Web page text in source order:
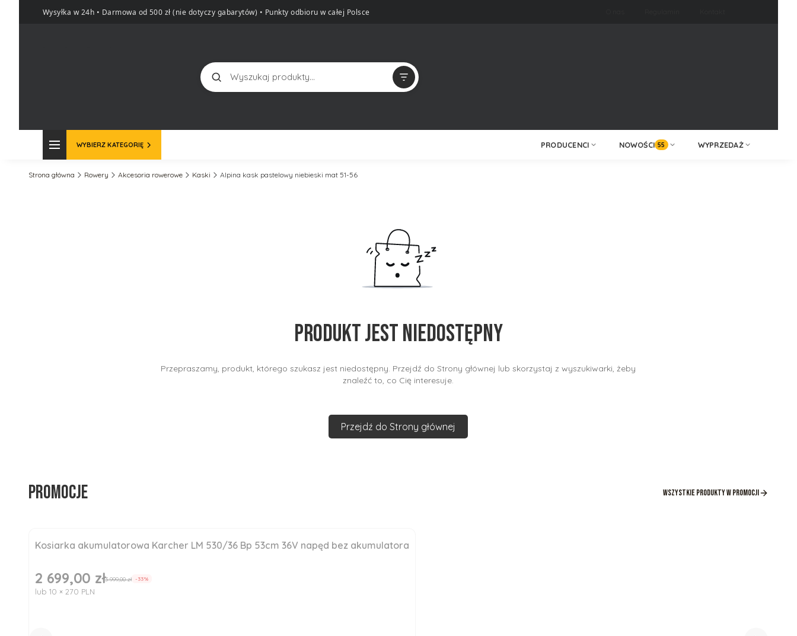
Wysyłka w 24h • Darmowa od 500 zł (nie dotyczy gabarytów) • Punkty odbioru w całej Polsce
Szukaj
WYBIERZ KATEGORIĘ PRODUCENCI NOWOŚCI 55 WYPRZEDAŻ
Strona główna Rowery Akcesoria rowerowe Kaski Alpina kask pastelowy niebieski mat 51-56
Produkt jest niedostępny
Przepraszamy, produkt, którego szukasz jest niedostępny. Przejdź do Strony głównej lub skorzystaj z wyszukiwarki, żeby
znaleźć to, co Cię interesuje.
Przejdź do Strony głównej
Promocje Wszystkie produkty w promocji
Okazja
Kosiarka akumulatorowa Karcher LM 530/36 Bp 53cm 36V napęd bez akumulatora
Cena promocyjna
2 699,00 zł3 999,00 zł -33%
lub 10 × 270 PLN